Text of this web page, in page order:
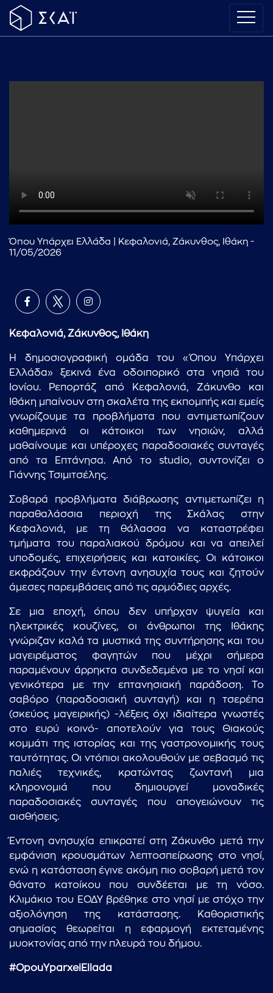
...πληκτρολογήστε κείμενο προς αναζήτηση
Όπου Υπάρχει Ελλάδα | Κεφαλονιά, Ζάκυνθος, Ιθάκη -
11/05/2026
Κεφαλονιά, Ζάκυνθος, Ιθάκη
Η δημοσιογραφική ομάδα του «Όπου Υπάρχει
Ελλάδα» ξεκινά ένα οδοιπορικό στα νησιά του
Ιονίου. Ρεπορτάζ από Κεφαλονιά, Ζάκυνθο και
Ιθάκη μπαίνουν στη σκαλέτα της εκπομπής και εμείς
γνωρίζουμε τα προβλήματα που αντιμετωπίζουν
καθημερινά οι κάτοικοι των νησιών, αλλά
μαθαίνουμε και υπέροχες παραδοσιακές συνταγές
από τα Επτάνησα. Από το studio, συντονίζει ο
Γιάννης Τσιμιτσέλης.
Σοβαρά προβλήματα διάβρωσης αντιμετωπίζει η
παραθαλάσσια περιοχή της Σκάλας στην
Κεφαλονιά, με τη θάλασσα να καταστρέφει
τμήματα του παραλιακού δρόμου και να απειλεί
υποδομές, επιχειρήσεις και κατοικίες. Οι κάτοικοι
εκφράζουν την έντονη ανησυχία τους και ζητούν
άμεσες παρεμβάσεις από τις αρμόδιες αρχές.
Σε μια εποχή, όπου δεν υπήρχαν ψυγεία και
ηλεκτρικές κουζίνες, οι άνθρωποι της Ιθάκης
γνώριζαν καλά τα μυστικά της συντήρησης και του
μαγειρέματος φαγητών που μέχρι σήμερα
παραμένουν άρρηκτα συνδεδεμένα με το νησί και
γενικότερα με την επτανησιακή παράδοση. Το
σαβόρο (παραδοσιακή συνταγή) και η τσερέπα
(σκεύος μαγειρικής) -λέξεις όχι ιδιαίτερα γνωστές
στο ευρύ κοινό- αποτελούν για τους Θιακούς
κομμάτι της ιστορίας και της γαστρονομικής τους
ταυτότητας. Οι ντόπιοι ακολουθούν με σεβασμό τις
παλιές τεχνικές, κρατώντας ζωντανή μια
κληρονομιά που δημιουργεί μοναδικές
παραδοσιακές συνταγές που απογειώνουν τις
αισθήσεις.
Έντονη ανησυχία επικρατεί στη Ζάκυνθο μετά την
εμφάνιση κρουσμάτων λεπτοσπείρωσης στο νησί,
ενώ η κατάσταση έγινε ακόμη πιο σοβαρή μετά τον
θάνατο κατοίκου που συνδέεται με τη νόσο.
Κλιμάκιο του ΕΟΔΥ βρέθηκε στο νησί με στόχο την
αξιολόγηση της κατάστασης. Καθοριστικής
σημασίας θεωρείται η εφαρμογή εκτεταμένης
μυοκτονίας από την πλευρά του δήμου.
#OpouYparxeiEllada